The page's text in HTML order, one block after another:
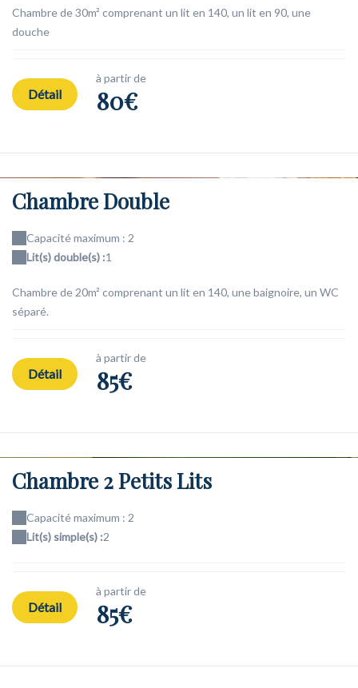
Chambre de 30m² comprenant un lit en 140, un lit en 90, une
douche
Détail
à partir de
80€
Chambre Double
Capacité maximum : 2
Lit(s) double(s) :1
Chambre de 20m² comprenant un lit en 140, une baignoire, un WC
séparé.
Détail
à partir de
85€
Chambre 2 Petits Lits
Capacité maximum : 2
Lit(s) simple(s) :2
Détail
à partir de
85€